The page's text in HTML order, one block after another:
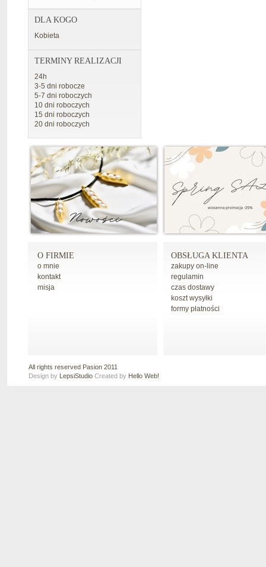
DLA KOGO
Kobieta
TERMINY REALIZACJI
24h
3-5 dni robocze
5-7 dni roboczych
10 dni roboczych
15 dni roboczych
20 dni roboczych
O FIRMIE
o mnie
kontakt
misja
OBSŁUGA KLIENTA
zakupy on-line
regulamin
czas dostawy
koszt wysyłki
formy płatności
All rights reserved Pasion 2011
Design by LepsiStudio Created by Hello Web!